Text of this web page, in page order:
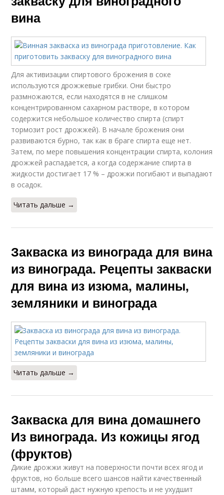
вина
Для активизации спиртового брожения в соке
используются дрожжевые грибки. Они быстро
размножаются, если находятся в не слишком
концентрированном сахарном растворе, в котором
содержится небольшое количество спирта (спирт
тормозит рост дрожжей). В начале брожения они
развиваются бурно, так как в браге спирта еще нет.
Затем, по мере повышения концентрации спирта, колония
дрожжей распадается, а когда содержание спирта в
жидкости достигает 17 % – дрожжи погибают и выпадают
в осадок.
Читать дальше →
Закваска из винограда для вина
из винограда. Рецепты закваски
для вина из изюма, малины,
земляники и винограда
Читать дальше →
Закваска для вина домашнего
Из винограда. Из кожицы ягод
(фруктов)
Дикие дрожжи живут на поверхности почти всех ягод и
фруктов, но больше всего шансов найти качественный
штамм, который даст нужную крепость и не ухудшит